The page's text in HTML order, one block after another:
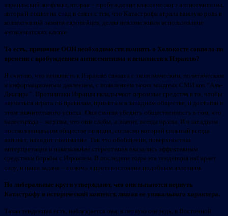
израильский конфликт, вторая – пробуждение классического антисемитизма,
который пошел на спад в связи с тем, что Катастрофа играла важную роль в
коллективной памяти европейцев, делая невозможным использование
антисемитских клише.
То есть, признание ООН необходимости помнить о Холокосте совпало по
времени с пробуждением антисемитизма и ненависти к Израилю?
Я считаю, что ненависть к Израилю связана с экономическим, политическим
и информационным давлением, с появлением таких мощных СМИ как “Аль-
Джазира”. Противники Израиля вкладывают огромные средства в то, чтобы
научиться играть по правилам, принятым в западном обществе, и достигли в
этом значительного успеха. Они смогли убедить общественность в том, что
палестинцы – жертвы, что они слабы, а значит, всегда правы. И в западном
постколониальном обществе позиция, согласно которой сильный всегда
виноват, находит понимание. Так что обобщения, поверхностная
интерпретация и навязывание стереотипов оказались эффективным
средством борьбы с Израилем. В последние годы эта тенденция набирает
силу, и наша задача – помочь в противостоянии подобным явлениям.
Но либеральные круги утверждают, что они пытаются вернуть
Катастрофу в исторический контекст, лишая ее уникального характера.
Такая тенденция есть, наблюдается она, в первую очередь, в Восточной